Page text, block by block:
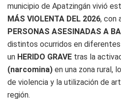
municipio de Apatzingán vivió
MÁS VIOLENTA DEL 2026, con
PERSONAS ASESINADAS A
distintos ocurridos en
un HERIDO GRAVE tras la
(narcomina) en una zona rural,
de violencia y la utilización de
región.